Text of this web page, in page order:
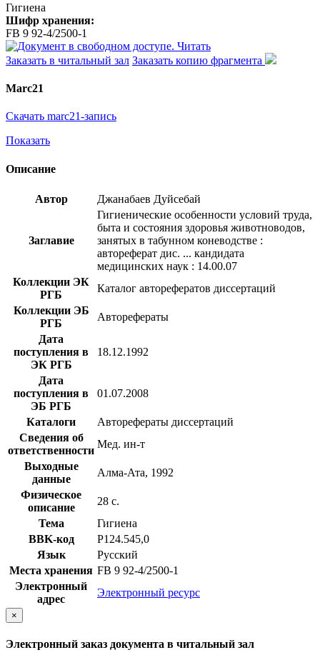
Гигиена
Шифр хранения:
FB 9 92-4/2500-1
Читать
Заказать в читальный зал Заказать копию фрагмента
Marc21
Скачать marc21-запись
Показать
Описание
Автор Джанабаев Дуйсебай
Заглавие
Гигиенические особенности условий труда,
быта и состояния здоровья животноводов,
занятых в табунном коневодстве :
автореферат дис. ... кандидата
медицинских наук : 14.00.07
Коллекции ЭК
РГБ
Каталог авторефератов диссертаций
Коллекции ЭБ
РГБ
Авторефераты
Дата
поступления в
ЭК РГБ
18.12.1992
Дата
поступления в
ЭБ РГБ
01.07.2008
Каталоги
Авторефераты диссертаций
Сведения об
ответственности
Мед. ин-т
Выходные
данные
Алма-Ата, 1992
Физическое
описание
28 с.
Тема
Гигиена
BBK-код
Р124.545,0
Язык
Русский
Места хранения FB 9 92-4/2500-1
Электронный
адрес
Электронный ресурс
×
Электронный заказ документа в читальный зал